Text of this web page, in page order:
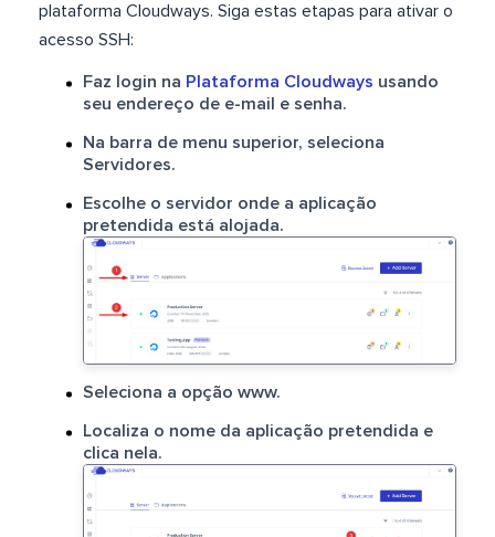
plataforma Cloudways. Siga estas etapas para ativar o
acesso SSH:
Faz login na Plataforma Cloudways usando
seu endereço de e-mail e senha.
Na barra de menu superior, seleciona
Servidores.
Escolhe o servidor onde a aplicação
pretendida está alojada.
Seleciona a opção www.
Localiza o nome da aplicação pretendida e
clica nela.